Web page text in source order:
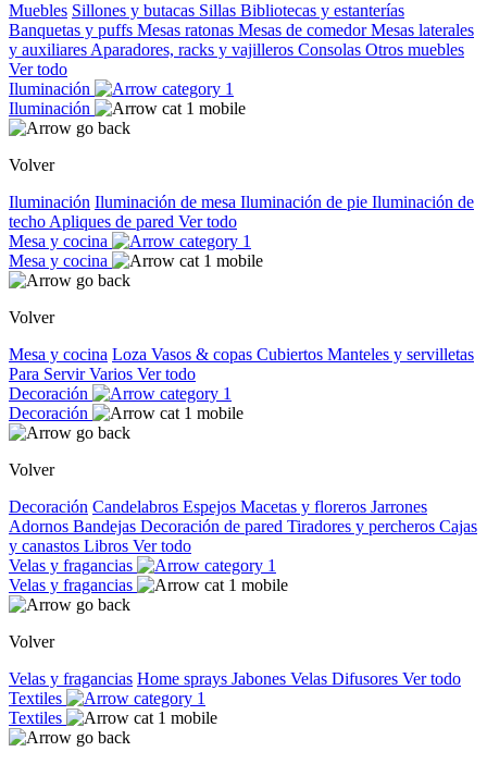
Muebles Sillones y butacas Sillas Bibliotecas y estanterías
Banquetas y puffs Mesas ratonas Mesas de comedorMesas laterales
y auxiliares Aparadores, racks y vajilleros Consolas Otros muebles
Ver todo
Iluminación
Iluminación
Volver
Iluminación Iluminación de mesa Iluminación de pie Iluminación de
techo Apliques de pared Ver todo
Mesa y cocina
Mesa y cocina
Volver
Mesa y cocina Loza Vasos & copas Cubiertos Manteles y servilletas
Para ServirVarios Ver todo
Decoración
Decoración
Volver
Decoración Candelabros Espejos Macetas y floreros Jarrones
Adornos Bandejas Decoración de pared Tiradores y percheros Cajas
y canastos Libros Ver todo
Velas y fragancias
Velas y fragancias
Volver
Velas y fragancias Home sprays Jabones Velas Difusores Ver todo
Textiles
Textiles